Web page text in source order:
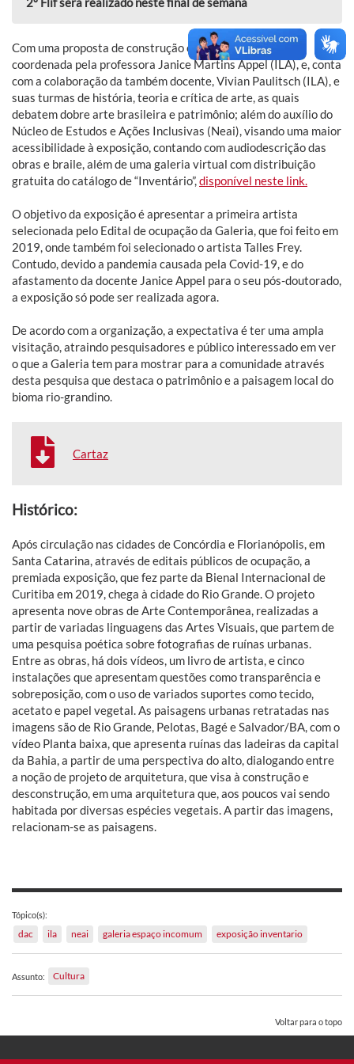
Com uma proposta de construção coletiva, a exposição é
coordenada pela professora Janice Martins Appel (ILA), e, conta
com a colaboração da também docente, Vivian Paulitsch (ILA), e
suas turmas de história, teoria e crítica de arte, as quais
debatem dobre arte brasileira e patrimônio; além do auxílio do
Núcleo de Estudos e Ações Inclusivas (Neai), visando uma maior
acessibilidade à exposição, contando com audiodescrição das
obras e braile, além de uma galeria virtual com distribuição
gratuita do catálogo de “Inventário”,disponível neste link.
O objetivo da exposição é apresentar a primeira artista
selecionada pelo Edital de ocupação da Galeria, que foi feito em
2019, onde também foi selecionado o artista Talles Frey.
Contudo, devido a pandemia causada pela Covid-19, e do
afastamento da docente Janice Appel para o seu pós-doutorado,
a exposição só pode ser realizada agora.
De acordo com a organização, a expectativa é ter uma ampla
visitação, atraindo pesquisadores e público interessado em ver
o que a Galeria tem para mostrar para a comunidade através
desta pesquisa que destaca o patrimônio e a paisagem local do
bioma rio-grandino.
Cartaz
Histórico:
Após circulação nas cidades de Concórdia e Florianópolis, em
Santa Catarina, através de editais públicos de ocupação, a
premiada exposição, que fez parte da Bienal Internacional de
Curitiba em 2019, chega à cidade do Rio Grande. O projeto
apresenta nove obras de Arte Contemporânea, realizadas a
partir de variadas linguagens das Artes Visuais, que partem de
uma pesquisa poética sobre fotografias de ruínas urbanas.
Entre as obras, há dois vídeos, um livro de artista, e cinco
instalações que apresentam questões como transparência e
sobreposição, com o uso de variados suportes como tecido,
acetato e papel vegetal. As paisagens urbanas retratadas nas
imagens são de Rio Grande, Pelotas, Bagé e Salvador/BA, com o
vídeo Planta baixa, que apresenta ruínas das ladeiras da capital
da Bahia, a partir de uma perspectiva do alto, dialogando entre
a noção de projeto de arquitetura, que visa à construção e
desconstrução, em uma arquitetura que, aos poucos vai sendo
habitada por diversas espécies vegetais. A partir das imagens,
relacionam-se as paisagens.
Tópico(s):
dac ila neai galeria espaço incomum exposição inventario
Assunto: Cultura
Voltar para o topo